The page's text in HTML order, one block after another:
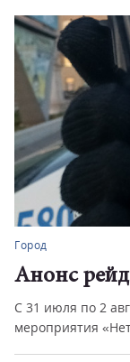
Город
Анонс
С 31 июля по 2
мероприятия